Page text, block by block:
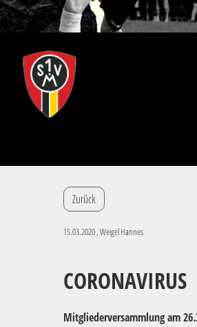
Zurück
15.03.2020, Weigel Hannes
CORONAVIRUS
Mitgliederversammlung am